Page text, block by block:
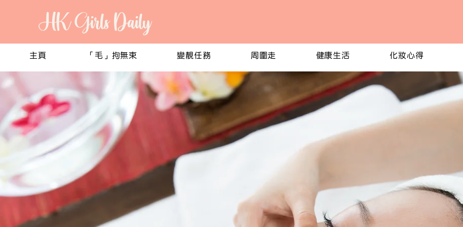
HK Girls Daily
主頁 「毛」拘無束 變靚任務 周圍走 健康生活 化妝心得